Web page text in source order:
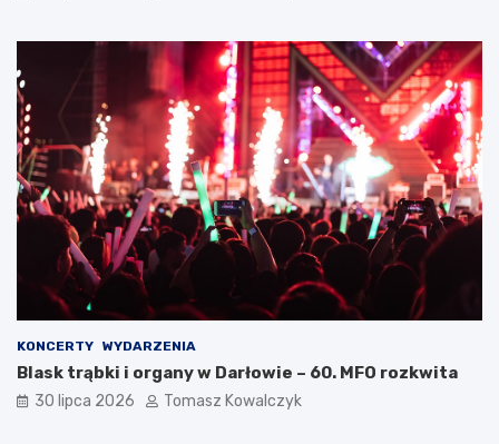
KONCERTY WYDARZENIA
Blask trąbki i organy w Darłowie – 60. MFO rozkwita
30 lipca 2026 Tomasz Kowalczyk